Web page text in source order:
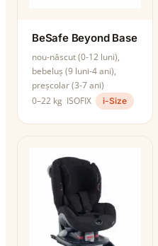
BeSafe Beyond Base
nou-născut (0-12 luni),
bebeluș (9 luni-4 ani),
preșcolar (3-7 ani)
0–22 kg ISOFIX i-Size